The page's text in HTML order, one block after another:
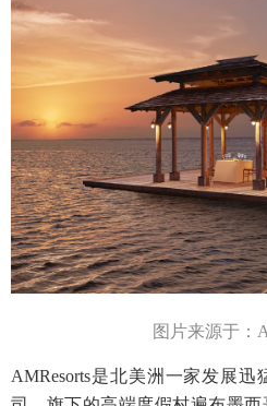
图片来源于：
AMResorts是北美洲一家发展